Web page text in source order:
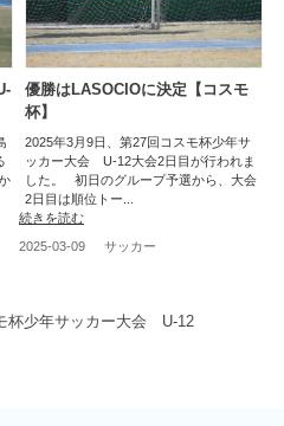
杯少年サッカー大会 U-12
優勝はLASOCIOに決定【コスモ
杯】
2025年3月9日、第27回コスモ杯少年サ
ッカー大会 U-12大会2日目が行われま
した。 初日のグループ予選から、大会
2日目は順位トー...
続きを読む
2025-03-09
サッカー